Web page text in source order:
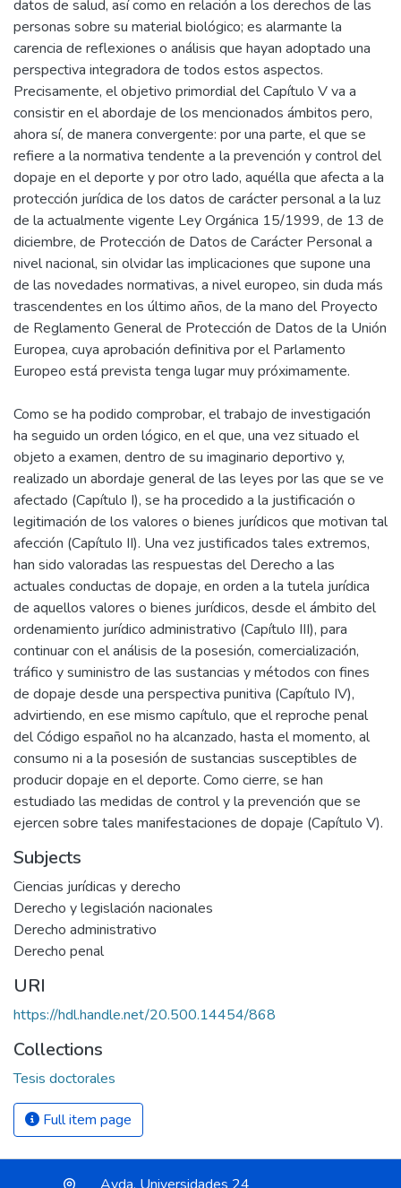
Subjects
Ciencias jurídicas y derecho
Derecho y legislación nacionales
Derecho administrativo
Derecho penal
URI
https://hdl.handle.net/20.500.14454/868
Collections
Tesis doctorales
Full item page